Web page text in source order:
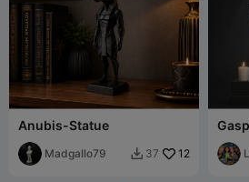
Anubis-Statue
Madgallo79  37 12
sell